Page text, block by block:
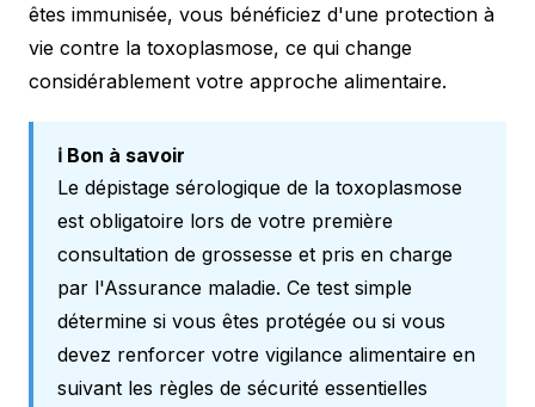
êtes immunisée, vous bénéficiez d'une protection à
vie contre la toxoplasmose, ce qui change
considérablement votre approche alimentaire.
ℹ️ Bon à savoir
Le dépistage sérologique de la toxoplasmose
est obligatoire lors de votre première
consultation de grossesse et pris en charge
par l'Assurance maladie. Ce test simple
détermine si vous êtes protégée ou si vous
devez renforcer votre vigilance alimentaire en
suivant les règles de sécurité essentielles